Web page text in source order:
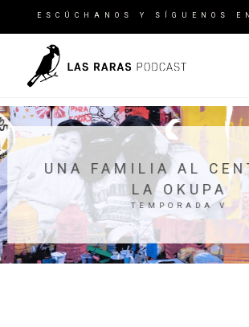
ESCÚCHANOS Y SÍGUENOS
UNA FAMILIA AL
LA OKUPA
TEMPORADA V